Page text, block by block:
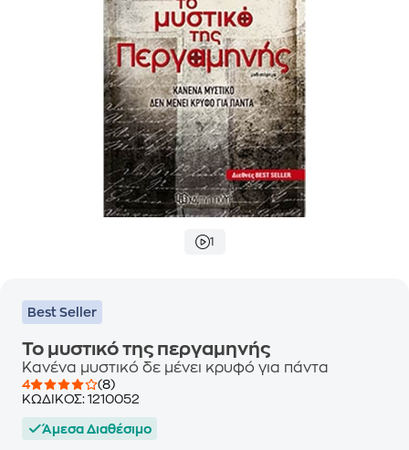
1
Best Seller
Το μυστικό της περγαμηνής
Κανένα μυστικό δε μένει κρυφό για πάντα
4
(8)
ΚΩΔΙΚΟΣ: 1210052
Άμεσα Διαθέσιμο